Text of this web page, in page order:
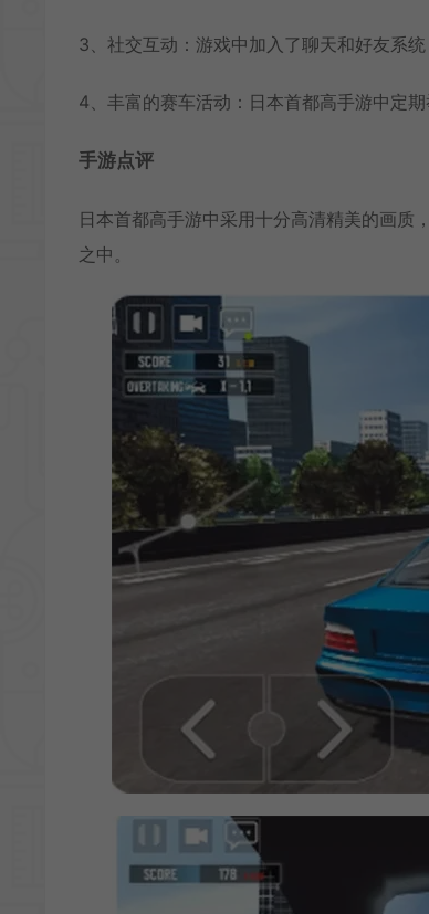
3、社交互动：游戏中加入了聊天和好友系
4、丰富的赛车活动：日本首都高手游中定
手游点评
日本首都高手游中采用十分高清精美的画质
之中。